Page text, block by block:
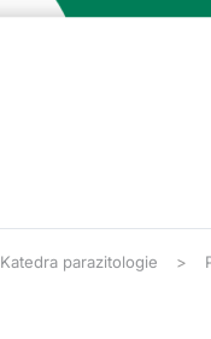
Katedra parazitologie